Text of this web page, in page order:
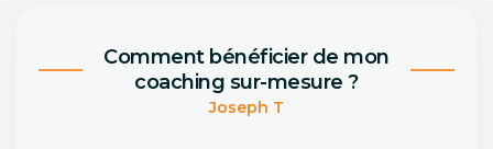
Comment bénéficier de mon
coaching sur-mesure ?
Joseph T